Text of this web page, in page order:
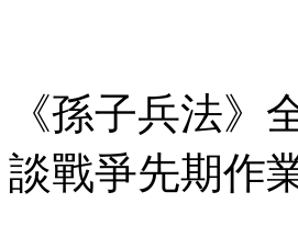
《孫子兵法》
談戰爭先期作